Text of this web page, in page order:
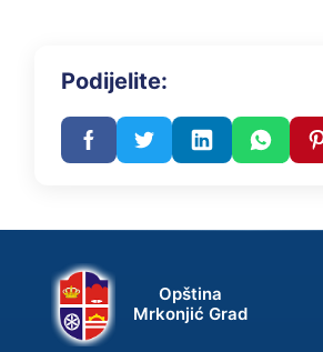
Podijelite:
Opština
Mrkonjić Grad